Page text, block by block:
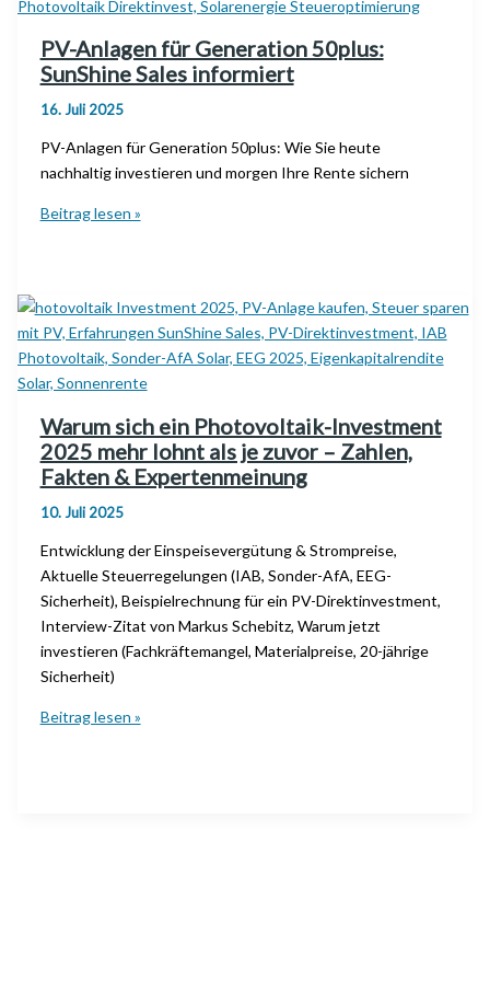
PV-Anlagen für Generation 50plus:
SunShine Sales informiert
16. Juli 2025
PV-Anlagen für Generation 50plus: Wie Sie heute
nachhaltig investieren und morgen Ihre Rente sichern
PV-
50plus:
SunShine
Sales
informiert
Beitrag lesen »
Warum sich ein Photovoltaik-Investment
2025 mehr lohnt als je zuvor – Zahlen,
Fakten & Expertenmeinung
10. Juli 2025
Entwicklung der Einspeisevergütung & Strompreise,
Aktuelle Steuerregelungen (IAB, Sonder-AfA, EEG-
Sicherheit), Beispielrechnung für ein PV-Direktinvestment,
Interview-Zitat von Markus Schebitz, Warum jetzt
investieren (Fachkräftemangel, Materialpreise, 20-jährige
Sicherheit)
Warum
Beitrag lesen »